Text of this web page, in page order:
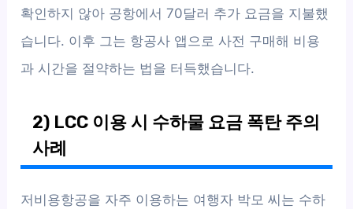
확인하지 않아 공항에서 70달러 추가 요금을 지불했
습니다. 이후 그는 항공사 앱으로 사전 구매해 비용
과 시간을 절약하는 법을 터득했습니다.
2) LCC 이용 시 수하물 요금 폭탄 주의
사례
저비용항공을 자주 이용하는 여행자 박모 씨는 수하